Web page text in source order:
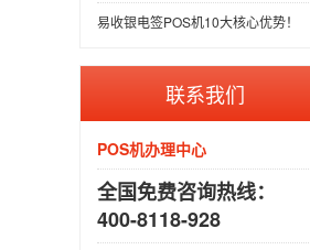
易收银电签POS机10大核心优势！
联系我们
POS机办理中心
全国免费咨询热线：
400-8118-928